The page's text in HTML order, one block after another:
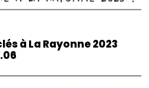
à La Rayonne 2023